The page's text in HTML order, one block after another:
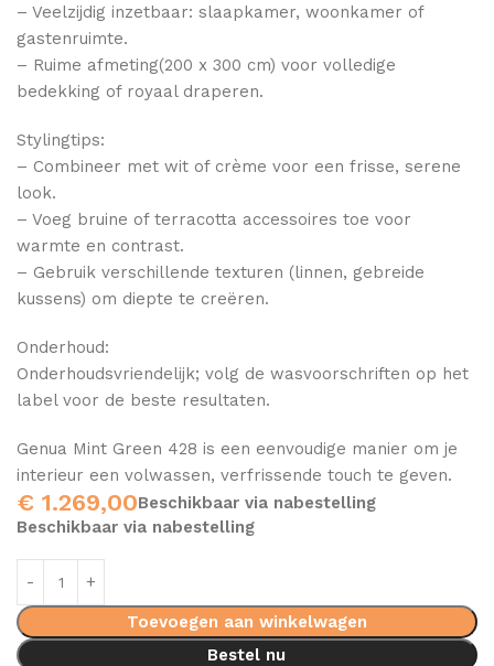
– Veelzijdig inzetbaar: slaapkamer, woonkamer of
gastenruimte.
– Ruime afmeting(200 x 300 cm) voor volledige
bedekking of royaal draperen.
Stylingtips:
– Combineer met wit of crème voor een frisse, serene
look.
– Voeg bruine of terracotta accessoires toe voor
warmte en contrast.
– Gebruik verschillende texturen (linnen, gebreide
kussens) om diepte te creëren.
Onderhoud:
Onderhoudsvriendelijk; volg de wasvoorschriften op het
label voor de beste resultaten.
Genua Mint Green 428 is een eenvoudige manier om je
interieur een volwassen, verfrissende touch te geven.
€ 1.269,00Beschikbaar via nabestelling
Beschikbaar via nabestelling
Toevoegen aan winkelwagen
Bestel nu